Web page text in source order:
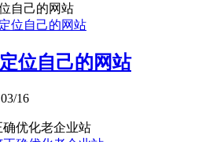
自己的网站
位自己的网站
03/16
确优化老企业站